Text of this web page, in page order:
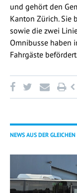
und gehört den
Kanton Zürich. Sie
sowie die zwei
Omnibusse haben
Fahrgäste
NEWS AUS DER